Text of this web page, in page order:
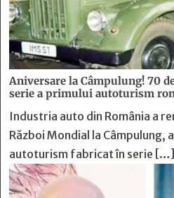
Aniversare la Câmpulung! 70
serie a primului autoturism
Industria auto din România a
Război Mondial la Câmpulung,
autoturism fabricat în serie […]